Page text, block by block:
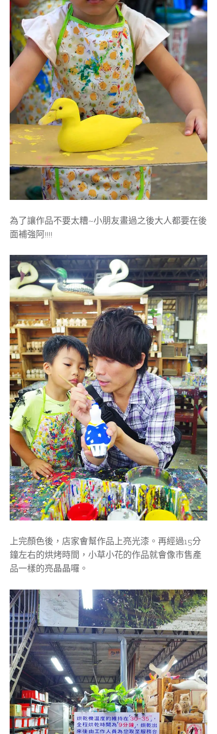
為了讓作品不要太糟~小朋友畫過之後大人都要在後
面補強阿!!!!
上完顏色後，店家㑹幫作品上亮光漆。再經過15分
鐘左右的烘烤時間，小草小花的作品就會像市售產
品一樣的亮晶晶囉。